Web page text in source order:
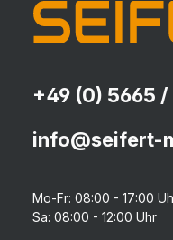
+49 (0) 5665 /
info@seifert-
Mo-Fr: 08:00 - 17:00
Sa: 08:00 - 12:00 Uhr